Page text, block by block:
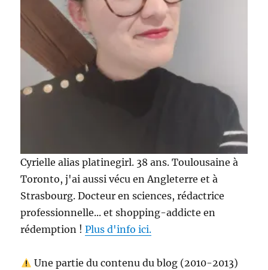
Cyrielle alias platinegirl. 38 ans. Toulousaine à
Toronto, j'ai aussi vécu en Angleterre et à
Strasbourg. Docteur en sciences, rédactrice
professionnelle... et shopping-addicte en
rédemption !Plus d'info ici.
Une partie du contenu du blog (2010-2013)